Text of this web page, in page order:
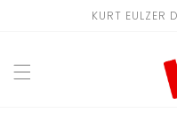
KURT EULZER